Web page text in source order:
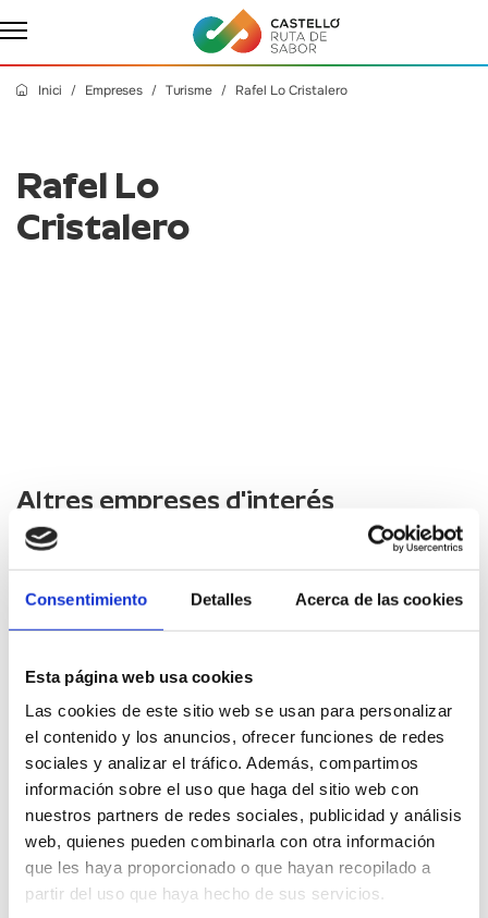
Consentimiento Detalles Acerca de las cookies
Esta página web usa cookies
Las cookies de este sitio web se usan para personalizar
el contenido y los anuncios, ofrecer funciones de redes
sociales y analizar el tráfico. Además, compartimos
información sobre el uso que haga del sitio web con
nuestros partners de redes sociales, publicidad y análisis
web, quienes pueden combinarla con otra información
que les haya proporcionado o que hayan recopilado a
partir del uso que haya hecho de sus servicios.
Inici Empreses Turisme Rafel Lo Cristalero
Rafel Lo
Cristalero
Altres empreses d'interés
Oficina de Turisme Mancomunitat
Espadán-Mijares
Pou De Beca Restaurant